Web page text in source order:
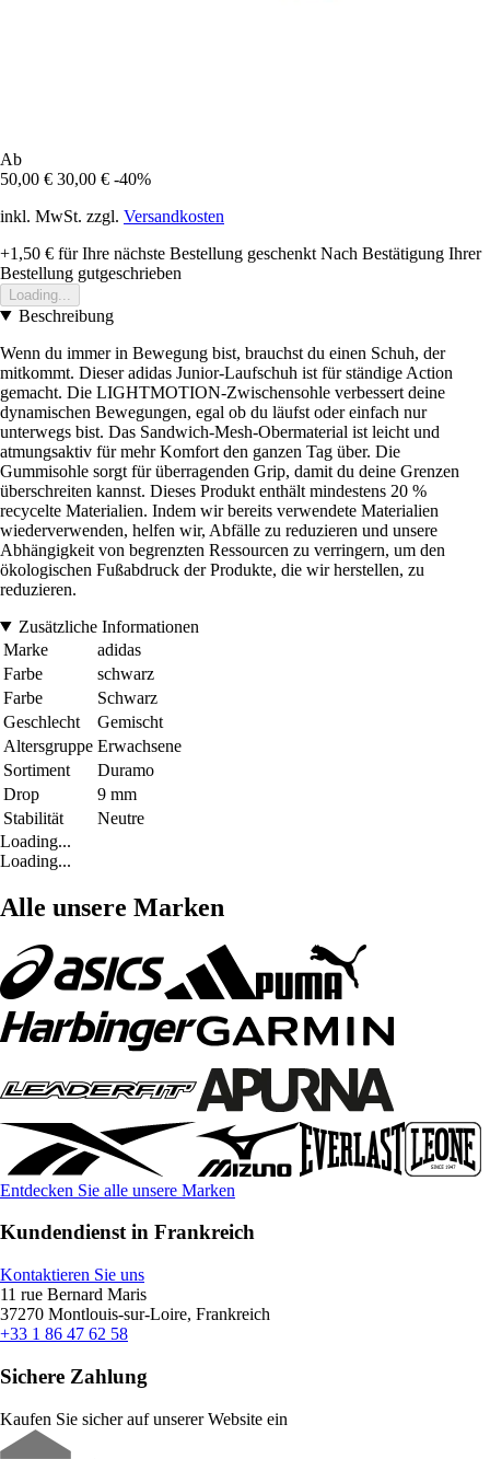
Ab
50,00 € 30,00 € -40%
inkl. MwSt. zzgl. Versandkosten
+1,50 € für Ihre nächste Bestellung geschenkt Nach Bestätigung Ihrer
Bestellung gutgeschrieben
Loading...
Beschreibung
Wenn du immer in Bewegung bist, brauchst du einen Schuh, der
mitkommt. Dieser adidas Junior-Laufschuh ist für ständige Action
gemacht. Die LIGHTMOTION-Zwischensohle verbessert deine
dynamischen Bewegungen, egal ob du läufst oder einfach nur
unterwegs bist. Das Sandwich-Mesh-Obermaterial ist leicht und
atmungsaktiv für mehr Komfort den ganzen Tag über. Die
Gummisohle sorgt für überragenden Grip, damit du deine Grenzen
überschreiten kannst. Dieses Produkt enthält mindestens 20 %
recycelte Materialien. Indem wir bereits verwendete Materialien
wiederverwenden, helfen wir, Abfälle zu reduzieren und unsere
Abhängigkeit von begrenzten Ressourcen zu verringern, um den
ökologischen Fußabdruck der Produkte, die wir herstellen, zu
reduzieren.
Zusätzliche Informationen
Marke
adidas
Farbe
schwarz
Farbe
Schwarz
Geschlecht
Gemischt
Altersgruppe Erwachsene
Sortiment
Duramo
Drop
9 mm
Stabilität
Neutre
Loading...
Loading...
Alle unsere Marken
Entdecken Sie alle unsere Marken
Kundendienst in Frankreich
Kontaktieren Sie uns
11 rue Bernard Maris
37270 Montlouis-sur-Loire, Frankreich
+33 1 86 47 62 58
Sichere Zahlung
Kaufen Sie sicher auf unserer Website ein